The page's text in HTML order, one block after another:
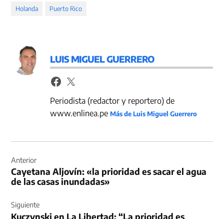
Holanda Puerto Rico
LUIS MIGUEL GUERRERO
Periodista (redactor y reportero) de
www.enlinea.peMás de Luis Miguel Guerrero
de
entradas
Anterior
Cayetana Aljovín: «la prioridad es sacar el agua
de las casas inundadas»
Siguiente
Kuczynski en La Libertad: “La prioridad es